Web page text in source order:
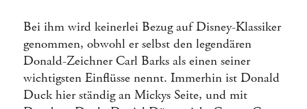
Bei ihm wird keinerlei Bezug auf Disney-Klassiker
genommen, obwohl er selbst den legendären
Donald-Zeichner Carl Barks als einen seiner
wichtigsten Einflüsse nennt. Immerhin ist Donald
Duck hier ständig an Mickys Seite, und mit